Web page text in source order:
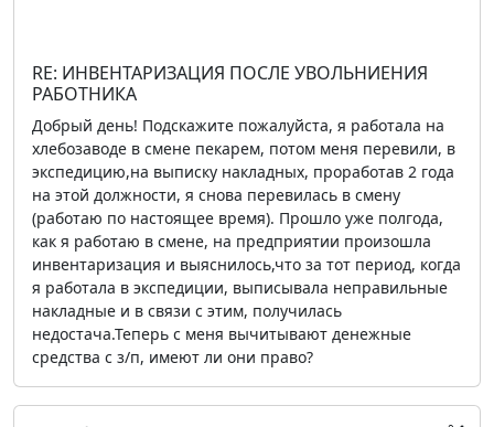
RE: ИНВЕНТАРИЗАЦИЯ ПОСЛЕ УВОЛЬНИЕНИЯ
РАБОТНИКА
Добрый день! Подскажите пожалуйста, я работала на
хлебозаводе в смене пекарем, потом меня перевили, в
экспедицию,на выписку накладных, проработав 2 года
на этой должности, я снова перевилась в смену
(работаю по настоящее время). Прошло уже полгода,
как я работаю в смене, на предприятии произошла
инвентаризация и выяснилось,что за тот период, когда
я работала в экспедиции, выписывала неправильные
накладные и в связи с этим, получилась
недостача.Теперь с меня вычитывают денежные
средства с з/п, имеют ли они право?